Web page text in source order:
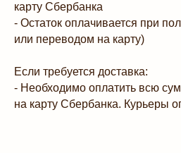
карту Сбербанка
- Остаток оплачивается при
или переводом на карту)
Если требуется доставка:
- Необходимо оплатить всю
на карту Сбербанка. Курьеры
Я даю согласие на обработку персональных
Подписаться на обновления